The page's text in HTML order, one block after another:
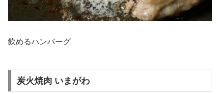
飲めるハンバーグ
炭火焼肉 いまがわ